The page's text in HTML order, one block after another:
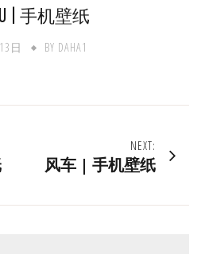
| 手机壁纸
日 BY DAHA1
NEXT:
风车 | 手机壁纸